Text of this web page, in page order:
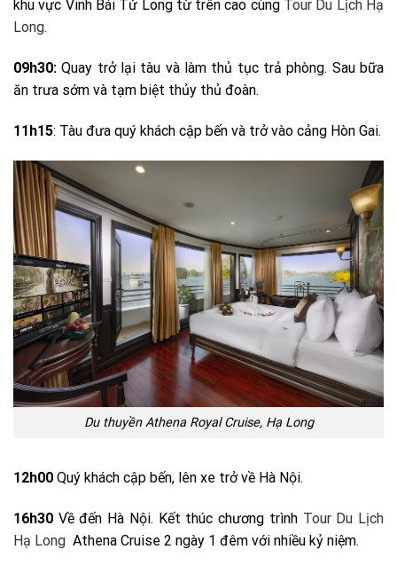
khu vực Vinh Bái Tử Long từ trên cao cùng Tour Du Lịch Hạ
Long.
09h30: Quay trở lại tàu và làm thủ tục trả phòng. Sau bữa
ăn trưa sớm và tạm biệt thủy thủ đoàn.
11h15: Tàu đưa quý khách cập bến và trở vào cảng Hòn Gai.
Du thuyền Athena Royal Cruise, Hạ Long
12h00 Quý khách cập bến, lên xe trở về Hà Nội.
16h30 Về đến Hà Nội. Kết thúc chương trình Tour Du Lịch
Hạ Long Athena Cruise 2 ngày 1 đêm với nhiều kỷ niệm.